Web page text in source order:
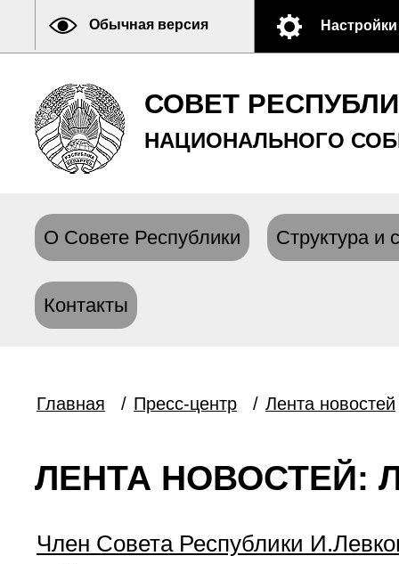
Обычная версия Настройки
СОВЕТ
НАЦИОНАЛЬНОГО
О Совете Республики Структура и
Контакты
Главная / Пресс-центр / Лента новостей
ЛЕНТА НОВОСТЕЙ:
Член Совета Республики